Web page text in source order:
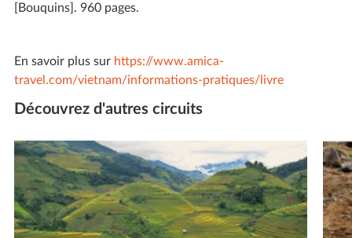
[Bouquins]. 960 pages.
En savoir plus sur https://www.amica-
travel.com/vietnam/informations-pratiques/livre
Découvrez d'autres circuits